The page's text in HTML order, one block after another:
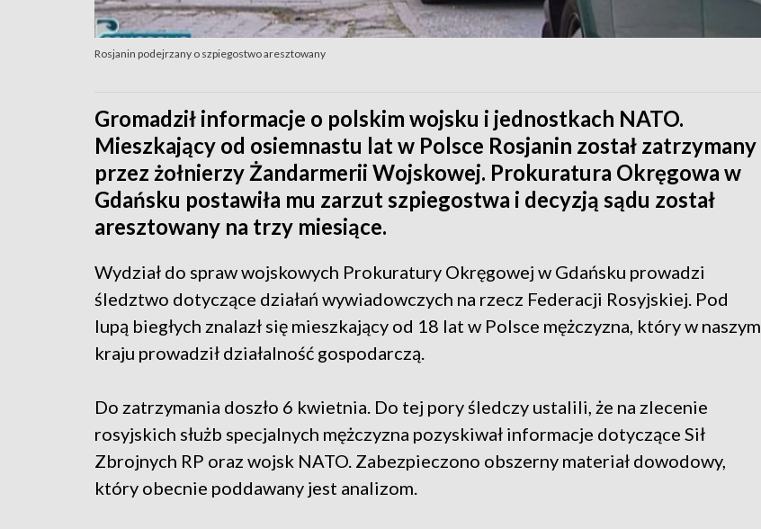
Rosjanin podejrzany o szpiegostwo aresztowany
Gromadził informacje o polskim wojsku i jednostkach NATO.
Mieszkający od osiemnastu lat w Polsce Rosjanin został zatrzymany
przez żołnierzy Żandarmerii Wojskowej. Prokuratura Okręgowa w
Gdańsku postawiła mu zarzut szpiegostwa i decyzją sądu został
aresztowany na trzy miesiące.
Wydział do spraw wojskowych Prokuratury Okręgowej w Gdańsku prowadzi
śledztwo dotyczące działań wywiadowczych na rzecz Federacji Rosyjskiej. Pod
lupą biegłych znalazł się mieszkający od 18 lat w Polsce mężczyzna, który w naszym
kraju prowadził działalność gospodarczą.
Do zatrzymania doszło 6 kwietnia. Do tej pory śledczy ustalili, że na zlecenie
rosyjskich służb specjalnych mężczyzna pozyskiwał informacje dotyczące Sił
Zbrojnych RP oraz wojsk NATO. Zabezpieczono obszerny materiał dowodowy,
który obecnie poddawany jest analizom.